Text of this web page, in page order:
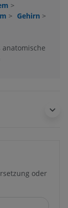
>
> Gehirn >
anatomische
oder